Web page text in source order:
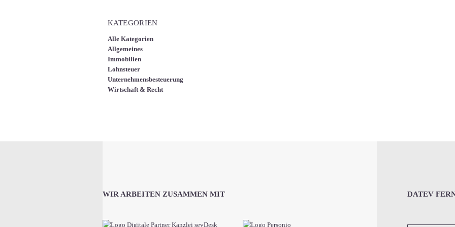
KATEGORIEN
Alle Kategorien
Allgemeines
Immobilien
Lohnsteuer
Unternehmensbesteuerung
Wirtschaft & Recht
WIR ARBEITEN ZUSAMMEN MIT DATEV